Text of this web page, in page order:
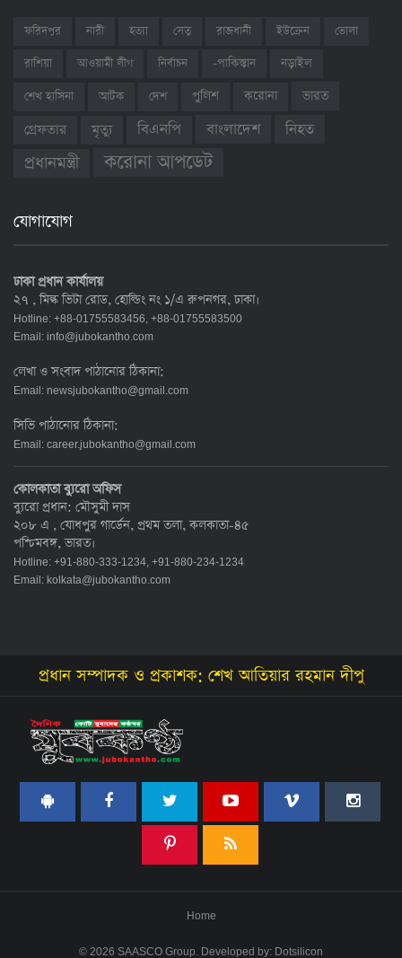
ফরিদপুর নারী হত্যা সেতু রাজধানী ইউক্রেন
ভোলা
রাশিয়া
আওয়ামী লীগ নির্বাচন -পাকিস্তান নড়াইল
শেখ হাসিনা আটক দেশ পুলিশ করোনা
ভারত
গ্রেফতার
মৃত্যু বিএনপি বাংলাদেশ নিহত
প্রধানমন্ত্রী করোনা আপডেট
যোগাযোগ
ঢাকা প্রধান কার্যালয়
২৭ , মিল্ক ভিটা রোড, হোল্ডিং নং ১/এ রুপনগর, ঢাকা।
Hotline: +88-01755583456, +88-01755583500
Email: info@jubokantho.com
লেখা ও সংবাদ পাঠানোর ঠিকানা:
Email: newsjubokantho@gmail.com
সিভি পাঠানোর ঠিকানা:
Email: career.jubokantho@gmail.com
কোলকাতা ব্যুরো অফিস
ব্যুরো প্রধান: মৌসুমী দাস
২০৮ এ , যোধপুর গার্ডেন, প্রথম তলা, কলকাতা-৪৫
পশ্চিমবঙ্গ, ভারত।
Hotline: +91-880-333-1234, +91-880-234-1234
Email: kolkata@jubokantho.com
প্রধান সম্পাদক ও প্রকাশক: শেখ আতিয়ার রহমান দীপু
Home
© 2026 SAASCO Group. Developed by: Dotsilicon